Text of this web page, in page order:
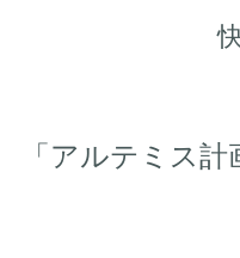
「アルテミス